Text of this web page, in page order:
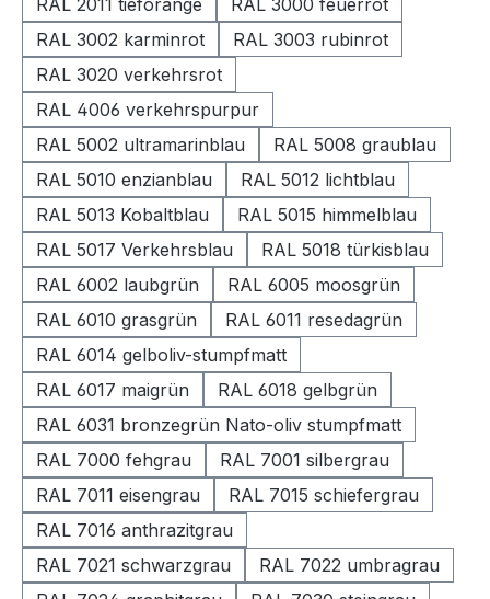
RAL 2011 tieforange
RAL 3000 feuerrot
RAL 3002 karminrot
RAL 3003 rubinrot
RAL 3020 verkehrsrot
RAL 4006 verkehrspurpur
RAL 5002 ultramarinblau
RAL 5008 graublau
RAL 5010 enzianblau
RAL 5012 lichtblau
RAL 5013 Kobaltblau
RAL 5015 himmelblau
RAL 5017 Verkehrsblau
RAL 5018 türkisblau
RAL 6002 laubgrün
RAL 6005 moosgrün
RAL 6010 grasgrün
RAL 6011 resedagrün
RAL 6014 gelboliv-stumpfmatt
RAL 6017 maigrün
RAL 6018 gelbgrün
RAL 6031 bronzegrün Nato-oliv stumpfmatt
RAL 7000 fehgrau
RAL 7001 silbergrau
RAL 7011 eisengrau
RAL 7015 schiefergrau
RAL 7016 anthrazitgrau
RAL 7021 schwarzgrau
RAL 7022 umbragrau